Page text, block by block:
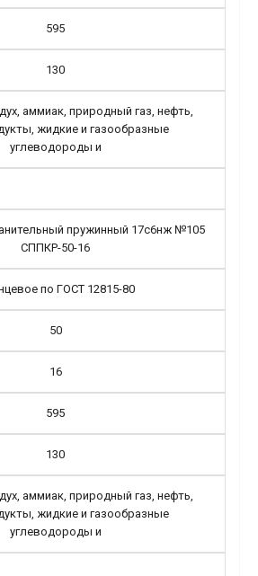
595
130
аммиак, природный газ, нефть,
жидкие и газообразные
углеводороды и
пружинный 17с6нж №105
СППКР-50-16
по ГОСТ 12815-80
50
16
595
130
аммиак, природный газ, нефть,
жидкие и газообразные
углеводороды и